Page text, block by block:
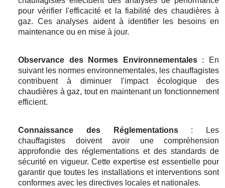
pour vérifier l'efficacité et la fiabilité des chaudières à
gaz. Ces analyses aident à identifier les besoins en
maintenance ou en mise à jour.
Observance des Normes Environnementales: En
suivant les normes environnementales, les chauffagistes
contribuent à diminuer l'impact écologique des
chaudières à gaz, tout en maintenant un fonctionnement
efficient.
Connaissance des Réglementations: Les
chauffagistes doivent avoir une compréhension
approfondie des réglementations et des standards de
sécurité en vigueur. Cette expertise est essentielle pour
garantir que toutes les installations et interventions sont
conformes avec les directives locales et nationales.